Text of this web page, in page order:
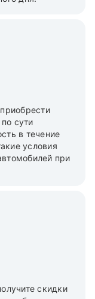
сути
в течение
условия
при
скидки